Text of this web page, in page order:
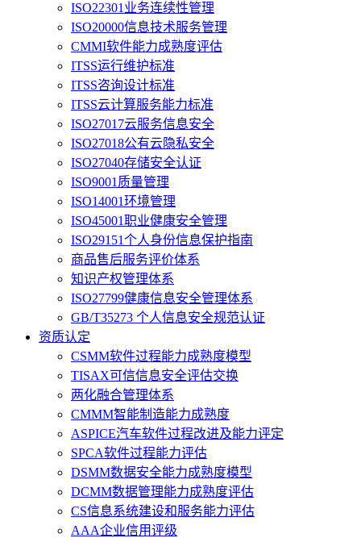
ISO22301业务连续性管理
ISO20000信息技术服务管理
CMMI软件能力成熟度评估
ITSS运行维护标准
ITSS咨询设计标准
ITSS云计算服务能力标准
ISO27017云服务信息安全
ISO27018公有云隐私安全
ISO27040存储安全认证
ISO9001质量管理
ISO14001环境管理
ISO45001职业健康安全管理
ISO29151个人身份信息保护指南
商品售后服务评价体系
知识产权管理体系
ISO27799健康信息安全管理体系
GB/T35273 个人信息安全规范认证
资质认定
CSMM软件过程能力成熟度模型
TISAX可信信息安全评估交换
两化融合管理体系
CMMM智能制造能力成熟度
ASPICE汽车软件过程改进及能力评定
SPCA软件过程能力评估
DSMM数据安全能力成熟度模型
DCMM数据管理能力成熟度评估
CS信息系统建设和服务能力评估
AAA企业信用评级